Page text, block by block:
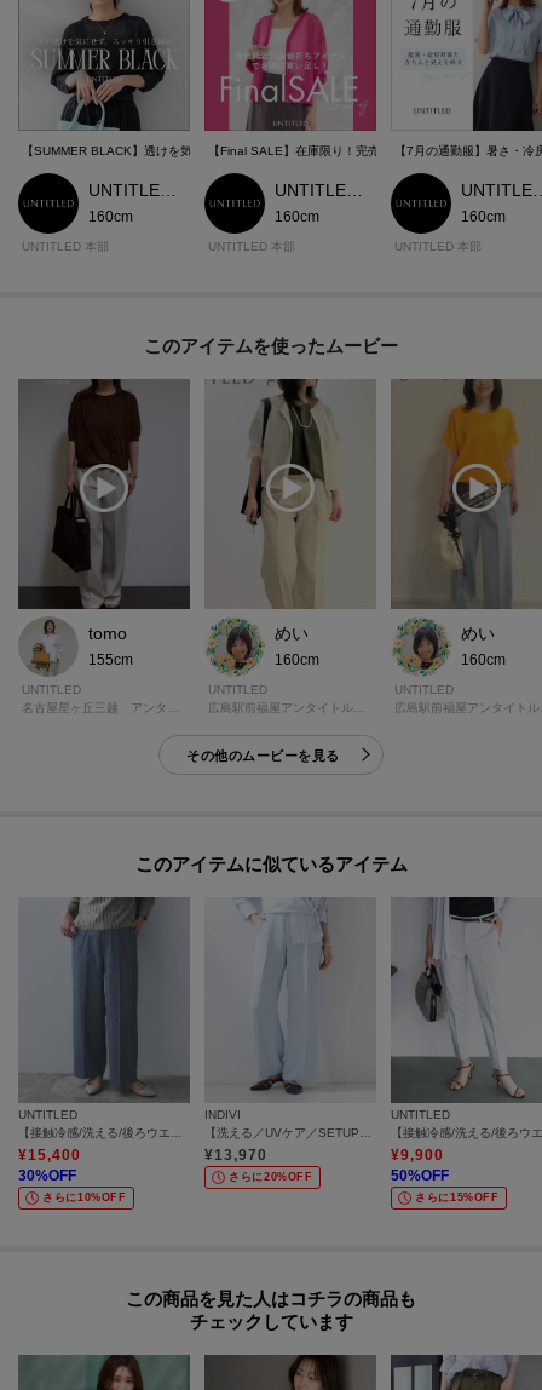
【SUMMER BLACK】透けを気にせずスッキリ細見え
160cm
UNTITLED 本部
【Final SALE】在庫限り！完売間近のお値打ちアイテム
160cm
UNTITLED 本部
【7月の通勤服】暑さ・
160cm
UNTITLED 本部
このアイテムを使ったムービー
tomo
155cm
UNTITLED
めい
160cm
UNTITLED
めい
160cm
UNTITLED
その他のムービーを見る
このアイテムに似ているアイテム
UNTITLED
¥15,400
30%OFF
さらに10%OFF
INDIVI
¥13,970
さらに20%OFF
UNTITLED
¥9,900
50%OFF
さらに15%OFF
この商品を見た人はコチラの商品も
チェックしています